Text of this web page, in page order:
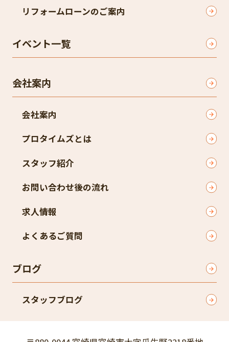
リフォームローンのご案内
イベント一覧
会社案内
会社案内
プロタイムズとは
スタッフ紹介
お問い合わせ後の流れ
求人情報
よくあるご質問
ブログ
スタッフブログ